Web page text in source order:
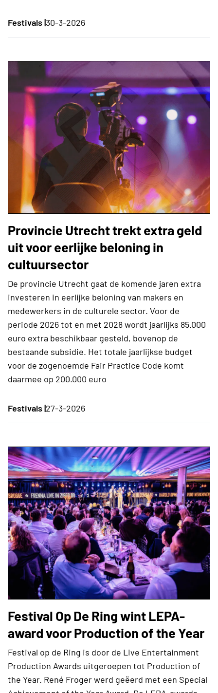
Festivals |30-3-2026
Provincie Utrecht trekt extra geld
uit voor eerlijke beloning in
cultuursector
De provincie Utrecht gaat de komende jaren extra
investeren in eerlijke beloning van makers en
medewerkers in de culturele sector. Voor de
periode 2026 tot en met 2028 wordt jaarlijks 85.000
euro extra beschikbaar gesteld, bovenop de
bestaande subsidie. Het totale jaarlijkse budget
voor de zogenoemde Fair Practice Code komt
daarmee op 200.000 euro
Festivals |27-3-2026
Festival Op De Ring wint LEPA-
award voor Production of the Year
Festival op de Ring is door de Live Entertainment
Production Awards uitgeroepen tot Production of
the Year. René Froger werd geëerd met een Special